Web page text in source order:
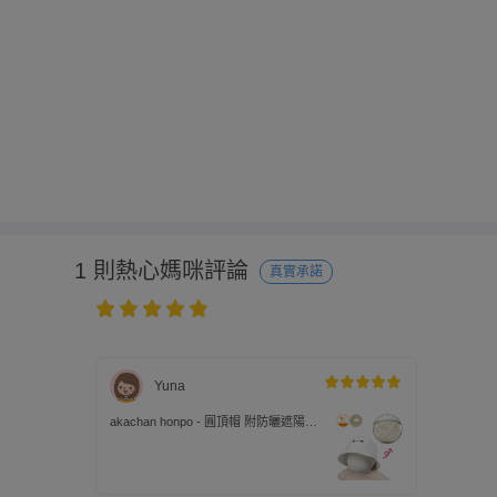
1 則熱心媽咪評論 真實承諾
Yuna
akachan honpo - 圓頂帽 附防曬遮陽布-